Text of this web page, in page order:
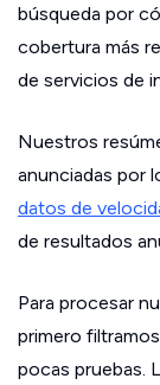
búsqueda por
cobertura más
de servicios de
Nuestros
anunciadas por
datos de
de resultados
Para procesar
primero
pocas pruebas.